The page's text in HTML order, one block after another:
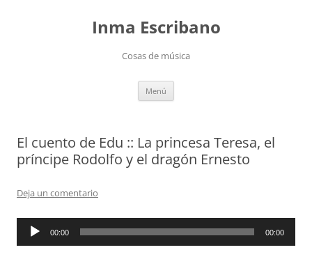
Inma Escribano
Cosas de música
Menú
El cuento de Edu :: La princesa Teresa, el
príncipe Rodolfo y el dragón Ernesto
Deja un comentario
Reproductor
00:00 00:00